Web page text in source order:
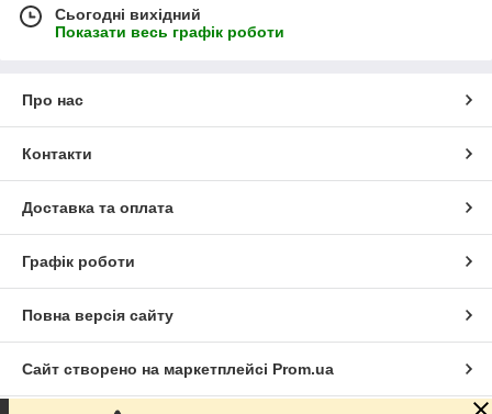
Сьогодні вихідний
Показати весь графік роботи
Про нас
Контакти
Доставка та оплата
Графік роботи
Повна версія сайту
Сайт створено на маркетплейсі Prom.ua